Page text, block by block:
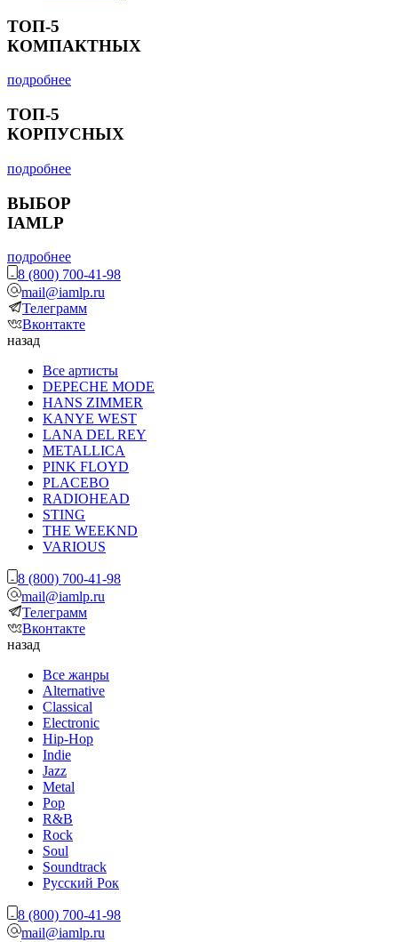
ТОП-5
КОМПАКТНЫХ
подробнее
ТОП-5
КОРПУСНЫХ
подробнее
ВЫБОР
IAMLP
подробнее
8 (800) 700-41-98
mail@iamlp.ru
Телеграмм
Вконтакте
назад
Все артисты
DEPECHE MODE
HANS ZIMMER
KANYE WEST
LANA DEL REY
METALLICA
PINK FLOYD
PLACEBO
RADIOHEAD
STING
THE WEEKND
VARIOUS
8 (800) 700-41-98
mail@iamlp.ru
Телеграмм
Вконтакте
назад
Все жанры
Alternative
Classical
Electronic
Hip-Hop
Indie
Jazz
Metal
Pop
R&B
Rock
Soul
Soundtrack
Русский Рок
8 (800) 700-41-98
mail@iamlp.ru